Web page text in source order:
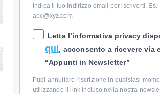
Indica il tuo indirizzo email per iscriverti. Es.
abc@xyz.com
Letta l’informativa privacy
qui, acconsento a ricevere via
“Appunti in Newsletter”
Puoi annullare l'iscrizione in qualsiasi
utilizzando il link incluso nella nostra